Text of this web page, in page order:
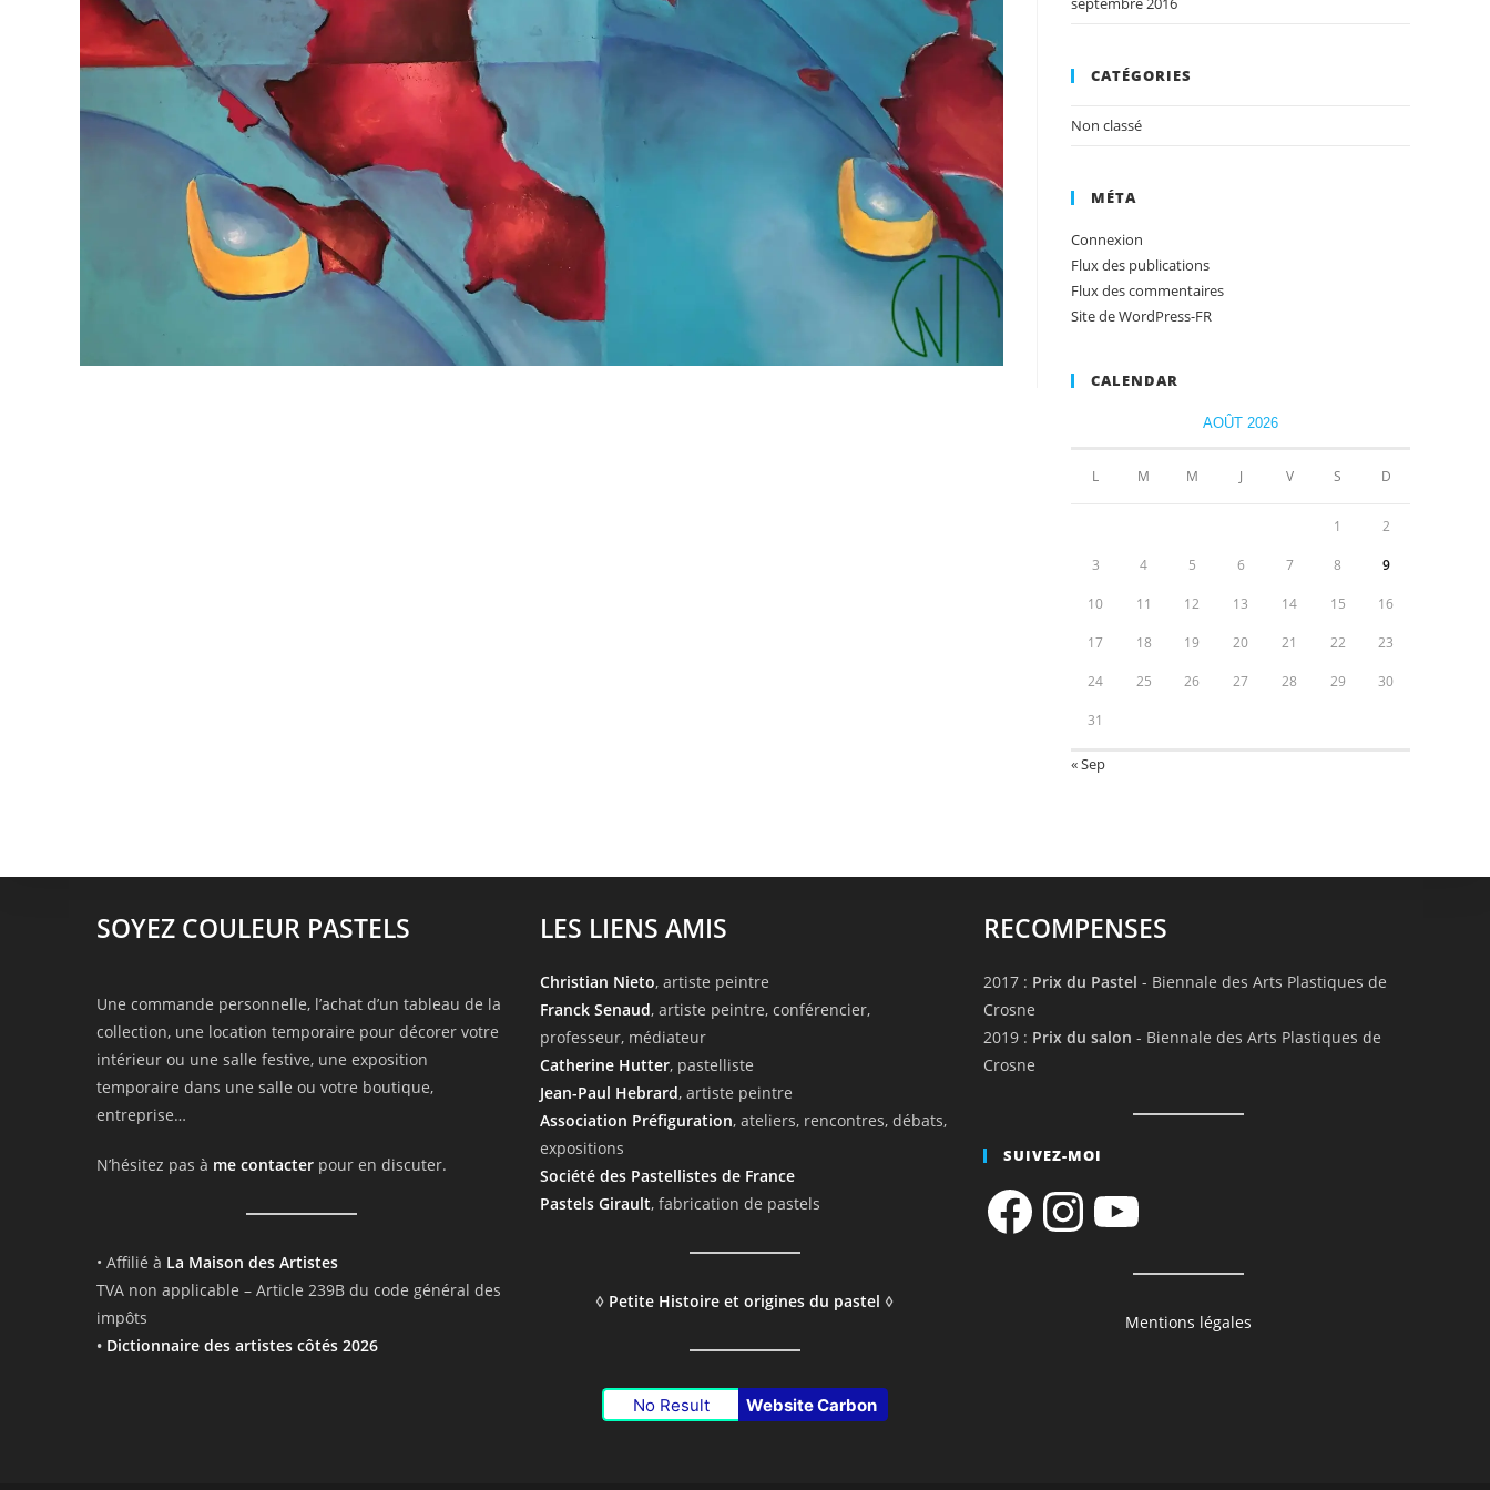
CATÉGORIES
Non classé
MÉTA
Connexion
Flux des publications
Flux des commentaires
Site de WordPress-FR
CALENDAR
AOÛT 2026
L M M J V S D
1 2
3 4 5 6 7 8 9
10 11 12 13 14 15 16
17 18 19 20 21 22 23
24 25 26 27 28 29 30
31
« Sep
SOYEZ COULEUR PASTELS
Une commande personnelle, l’achat d’un tableau de la
collection, une location temporaire pour décorer votre
intérieur ou une salle festive, une exposition
temporaire dans une salle ou votre boutique,
entreprise…
N’hésitez pas à me contacter pour en discuter.
• Affilié à La Maison des Artistes
TVA non applicable – Article 239B du code général des
impôts
• Dictionnaire des artistes côtés 2026
LES LIENS AMIS
Christian Nieto, artiste peintre
Franck Senaud, artiste peintre, conférencier,
professeur, médiateur
Catherine Hutter, pastelliste
Jean-Paul Hebrard, artiste peintre
Association Préfiguration, ateliers, rencontres, débats,
expositions
Société des Pastellistes de France
Pastels Girault, fabrication de pastels
◊ Petite Histoire et origines du pastel ◊
No Result Website Carbon
RECOMPENSES
2017 : Prix du Pastel - Biennale des Arts Plastiques de
Crosne
2019 : Prix du salon - Biennale des Arts Plastiques de
Crosne
SUIVEZ-MOI
FacebookInstagramYouTube
Mentions légales